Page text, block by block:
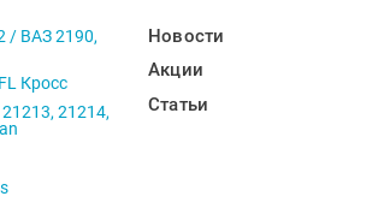
/ ВАЗ 2190,
Кросс
21214,
Новости
Акции
Статьи